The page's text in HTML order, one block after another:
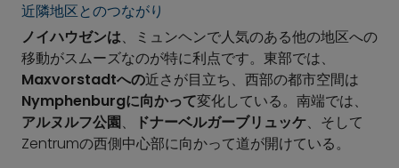
近隣地区とのつながり
ノイハウゼンは、ミュンヘンで人気のある他の地区への
移動がスムーズなのが特に利点です。東部では、
Maxvorstadtへの近さが目立ち、西部の都市空間は
Nymphenburgに向かって変化している。南端では、
アルヌルフ公園、 ドナーベルガーブリュッケ、そして
Zentrumの西側中心部に向かって道が開けている。